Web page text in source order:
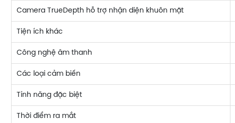
Camera TrueDepth hỗ trợ nhận diện khuôn mặt
Tiện ích khác
Công nghệ âm thanh
Các loại cảm biến
Tính năng đặc biệt
Thời điểm ra mắt